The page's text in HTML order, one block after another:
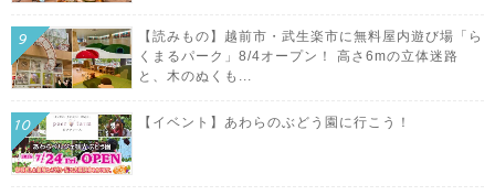
【読みもの】越前市・武生楽市に無料屋内遊び場「ら
くまるパーク」8/4オープン！ 高さ6mの立体迷路
と、木のぬくも...
【イベント】あわらのぶどう園に行こう！